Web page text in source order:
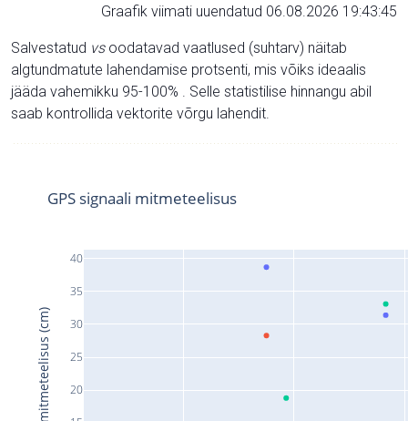
Graafik viimati uuendatud 06.08.2026 19:43:45
Salvestatud vsoodatavad vaatlused (suhtarv) näitab
algtundmatute lahendamise protsenti, mis võiks ideaalis
jääda vahemikku 95-100% . Selle statistilise hinnangu abil
saab kontrollida vektorite võrgu lahendit.
20
25
30
35
40
GPS signaali mitmeteelisus